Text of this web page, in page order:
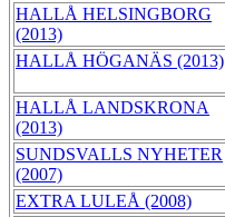
HALLÅ HELSINGBORG
(2013)
HALLÅ HÖGANÄS (2013)
HALLÅ LANDSKRONA
(2013)
SUNDSVALLS NYHETER
(2007)
EXTRA LULEÅ (2008)